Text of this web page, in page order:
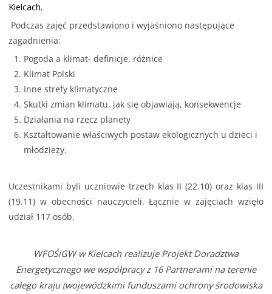
Kielcach.
Podczas zajęć przedstawiono i wyjaśniono następujące
zagadnienia:
Pogoda a klimat- definicje, różnice
Klimat Polski
Inne strefy klimatyczne
Skutki zmian klimatu, jak się objawiają, konsekwencje
Działania na rzecz planety
Kształtowanie właściwych postaw ekologicznych u dzieci i
młodzieży.
Uczestnikami byli uczniowie trzech klas II (22.10) oraz klas III
(19.11) w obecności nauczycieli. Łącznie w zajęciach wzięło
udział 117 osób.
WFOŚiGW w Kielcach realizuje Projekt Doradztwa
Energetycznego we współpracy z 16 Partnerami na terenie
całego kraju (wojewódzkimi funduszami ochrony środowiska